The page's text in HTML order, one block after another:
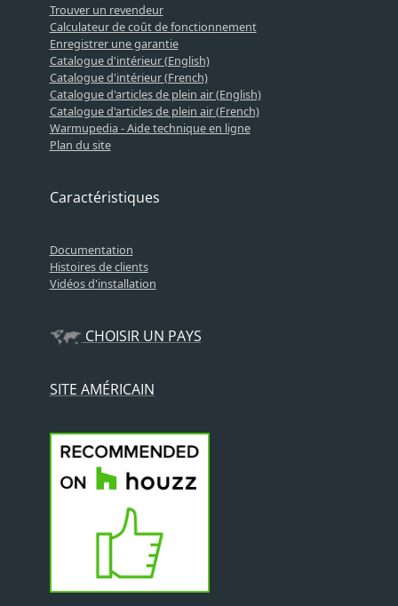
Trouver un revendeur
Calculateur de coût de fonctionnement
Enregistrer une garantie
Catalogue d'intérieur (English)
Catalogue d'intérieur (French)
Catalogue d'articles de plein air (English)
Catalogue d'articles de plein air (French)
Warmupedia - Aide technique en ligne
Plan du site
Caractéristiques
Documentation
Histoires de clients
Vidéos d'installation
CHOISIR UN PAYS
SITE AMÉRICAIN